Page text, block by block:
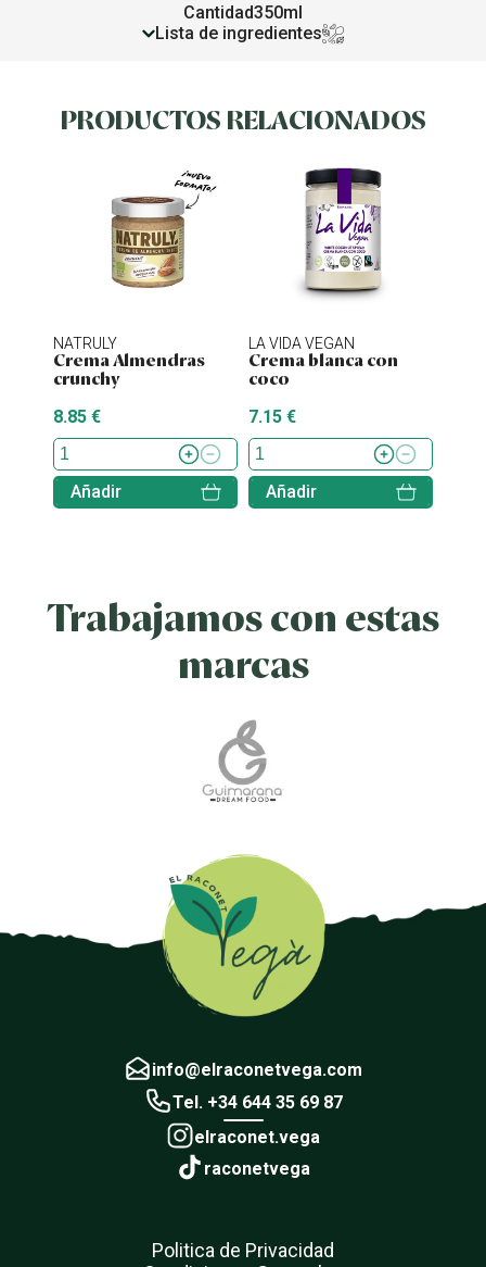
Cantidad350ml
Lista de ingredientes
PRODUCTOS RELACIONADOS
NATRULY
Crema Almendras
crunchy
8.85 €
Añadir
LA VIDA VEGAN
Crema blanca con
coco
7.15 €
Añadir
Trabajamos con estas
marcas
info@elraconetvega.com
Tel. +34 644 35 69 87
elraconet.vega
raconetvega
Politica de Privacidad